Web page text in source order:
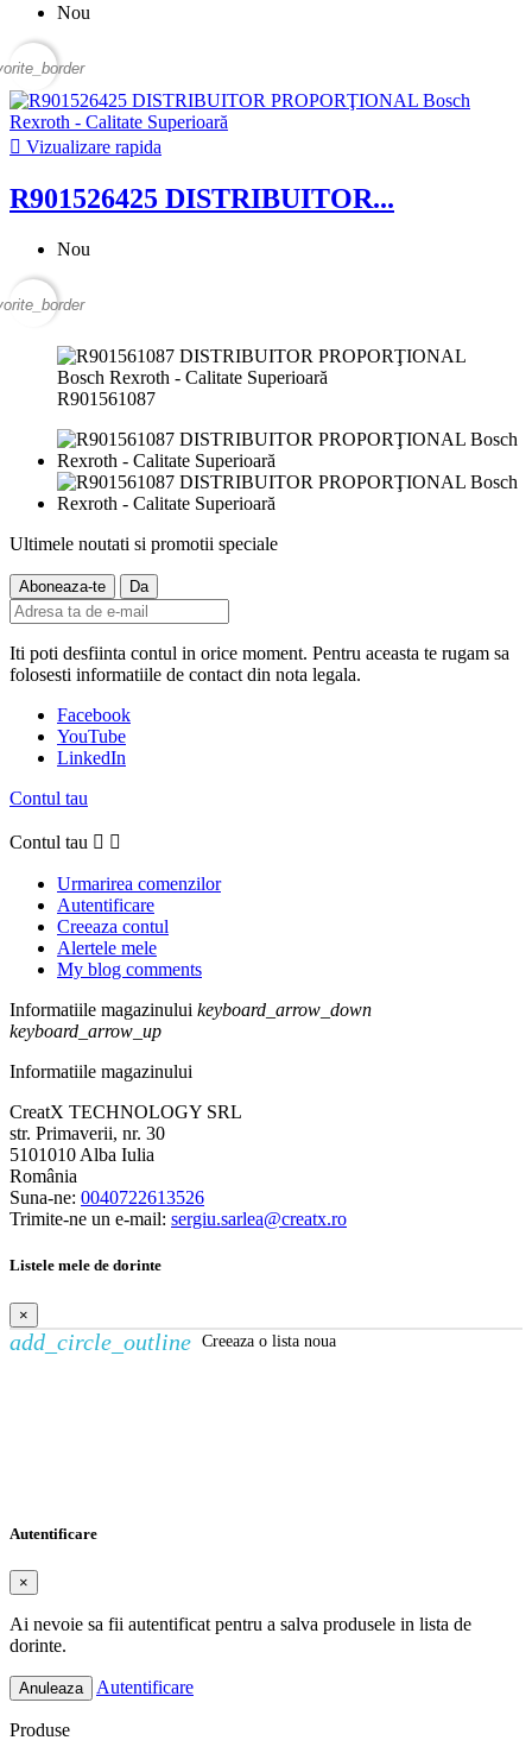
Nou
 Vizualizare rapida
R901526425 DISTRIBUITOR...
Nou
R901561087
Ultimele noutati si promotii speciale
Iti poti desfiinta contul in orice moment. Pentru aceasta te rugam sa
folosesti informatiile de contact din nota legala.
Facebook
YouTube
LinkedIn
Contul tau
Contul tau  
Urmarirea comenzilor
Autentificare
Creeaza contul
Alertele mele
My blog comments
Informatiile magazinului keyboard_arrow_down
keyboard_arrow_up
Informatiile magazinului
CreatX TECHNOLOGY SRL
str. Primaverii, nr. 30
5101010 Alba Iulia
România
Suna-ne: 0040722613526
Trimite-ne un e-mail: sergiu.sarlea@creatx.ro
Listele mele de dorinte
×
add_circle_outline Creeaza o lista noua
Autentificare
×
Ai nevoie sa fii autentificat pentru a salva produsele in lista de
dorinte.
Anuleaza Autentificare
Produse